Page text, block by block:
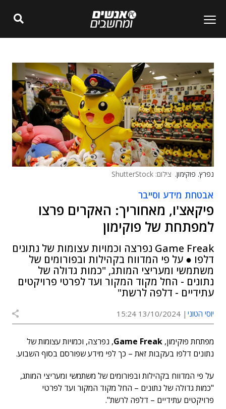
נפרץ. פוקימון. צילום: ShutterStock
אבטחת מידע וסייבר
פיקאצ'ו, מאחוריך: האקרים פרצו
למפתחת של פוקימון
Game Freak נפרצה וכמויות עצומות של נתונים
דלפו ● על פי המדווח בקהילות ובפורומים של
משתמשי ומעריצי המותג, "כמות גדולה של
נתונים - החל מקוד המקור ועד לפרטי פרויקטים
עתידיים - דלפה לרשת"
יוסי הטוני 13/10/2024 15:24
מפתחת פוקימון, Game Freak, נפרצה, וכמויות עצומות של
נתונים דלפו בעקבות זאת – כך לפי מידע שפורסם בסוף השבוע.
על פי המדווח בקהילות ובפורומים של משתמשי ומעריצי המותג,
"כמות גדולה של נתונים – החל מקוד המקור ועד לפרטי
פרויקטים עתידיים – דלפה לרשת".